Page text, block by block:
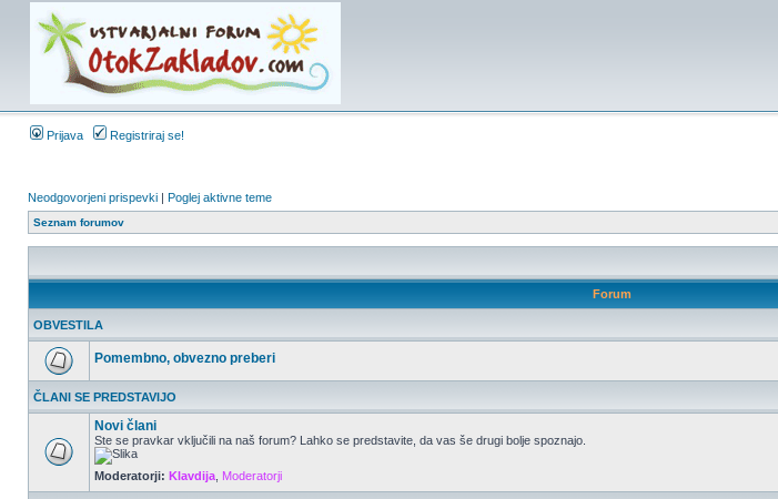
Prijava Registriraj se!
Neodgovorjeni prispevki | Poglej aktivne teme
Seznam forumov
Forum
OBVESTILA
Pomembno, obvezno preberi
ČLANI SE PREDSTAVIJO
Novi člani
Ste se pravkar vključili na naš forum? Lahko se predstavite, da vas še drugi bolje spoznajo.
Moderatorji: Klavdija Moderatorji